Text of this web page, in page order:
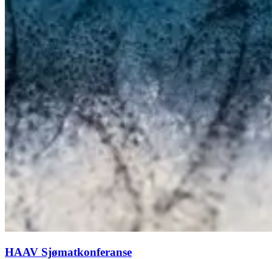
HAAV Sjømatkonferanse